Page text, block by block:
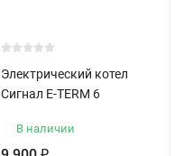
Электрический котел
Сигнал E-TERM 6
В наличии